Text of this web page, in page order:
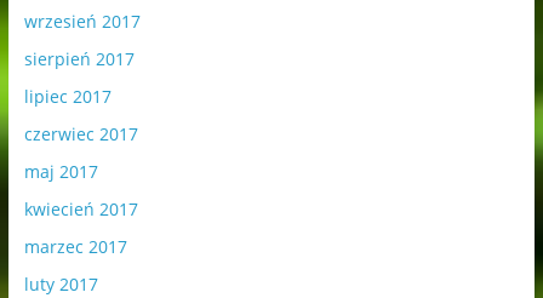
wrzesień 2017
sierpień 2017
lipiec 2017
czerwiec 2017
maj 2017
kwiecień 2017
marzec 2017
luty 2017